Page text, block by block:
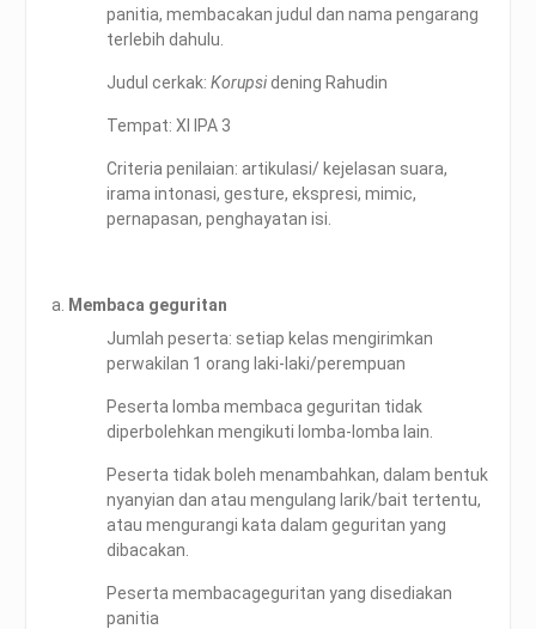
panitia, membacakan judul dan nama pengarang
terlebih dahulu.
Judul cerkak:Korupsidening Rahudin
Tempat: XI IPA 3
Criteria penilaian: artikulasi/ kejelasan suara,
irama intonasi, gesture, ekspresi, mimic,
pernapasan, penghayatan isi.
Membaca geguritan
Jumlah peserta: setiap kelas mengirimkan
perwakilan 1 orang laki-laki/perempuan
Peserta lomba membaca geguritan tidak
diperbolehkan mengikuti lomba-lomba lain.
Peserta tidak boleh menambahkan, dalam bentuk
nyanyian dan atau mengulang larik/bait tertentu,
atau mengurangi kata dalam geguritan yang
dibacakan.
Peserta membacageguritan yang disediakan
panitia